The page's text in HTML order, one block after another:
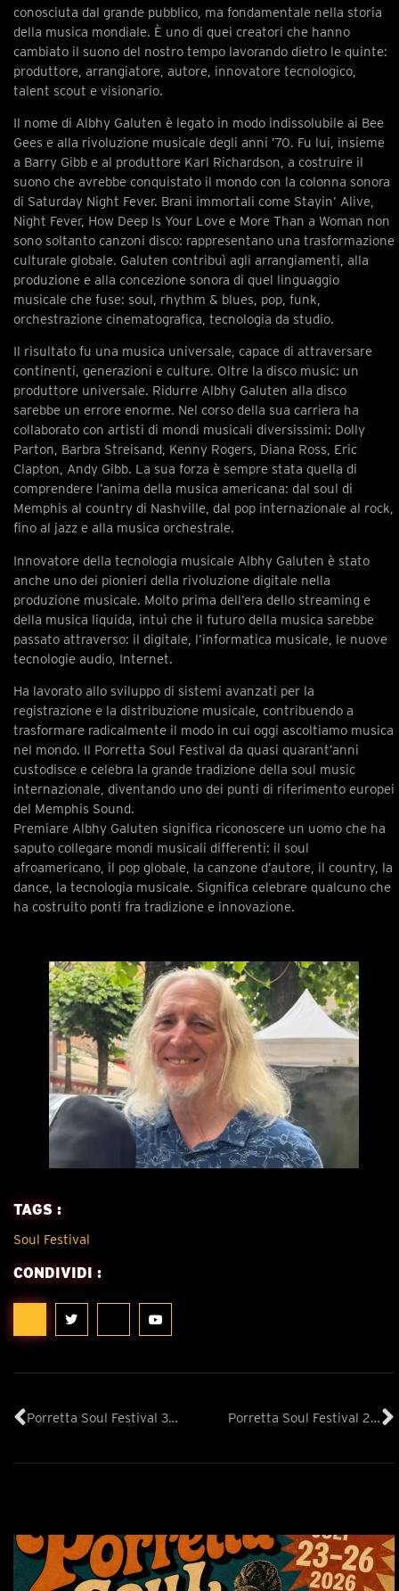
conosciuta dal grande pubblico, ma fondamentale nella storia
della musica mondiale. È uno di quei creatori che hanno
cambiato il suono del nostro tempo lavorando dietro le quinte:
produttore, arrangiatore, autore, innovatore tecnologico,
talent scout e visionario.
Il nome di Albhy Galuten è legato in modo indissolubile ai Bee
Gees e alla rivoluzione musicale degli anni ’70. Fu lui, insieme
a Barry Gibb e al produttore Karl Richardson, a costruire il
suono che avrebbe conquistato il mondo con la colonna sonora
di Saturday Night Fever. Brani immortali come Stayin’ Alive,
Night Fever, How Deep Is Your Love e More Than a Woman non
sono soltanto canzoni disco: rappresentano una trasformazione
culturale globale. Galuten contribuì agli arrangiamenti, alla
produzione e alla concezione sonora di quel linguaggio
musicale che fuse: soul, rhythm & blues, pop, funk,
orchestrazione cinematografica, tecnologia da studio.
Il risultato fu una musica universale, capace di attraversare
continenti, generazioni e culture. Oltre la disco music: un
produttore universale. Ridurre Albhy Galuten alla disco
sarebbe un errore enorme. Nel corso della sua carriera ha
collaborato con artisti di mondi musicali diversissimi: Dolly
Parton, Barbra Streisand, Kenny Rogers, Diana Ross, Eric
Clapton, Andy Gibb. La sua forza è sempre stata quella di
comprendere l’anima della musica americana: dal soul di
Memphis al country di Nashville, dal pop internazionale al rock,
fino al jazz e alla musica orchestrale.
Innovatore della tecnologia musicale Albhy Galuten è stato
anche uno dei pionieri della rivoluzione digitale nella
produzione musicale. Molto prima dell’era dello streaming e
della musica liquida, intuì che il futuro della musica sarebbe
passato attraverso: il digitale, l’informatica musicale, le nuove
tecnologie audio, Internet.
Ha lavorato allo sviluppo di sistemi avanzati per la
registrazione e la distribuzione musicale, contribuendo a
trasformare radicalmente il modo in cui oggi ascoltiamo musica
nel mondo. Il Porretta Soul Festival da quasi quarant’anni
custodisce e celebra la grande tradizione della soul music
internazionale, diventando uno dei punti di riferimento europei
del Memphis Sound.
Premiare Albhy Galuten significa riconoscere un uomo che ha
saputo collegare mondi musicali differenti: il soul
afroamericano, il pop globale, la canzone d’autore, il country, la
dance, la tecnologia musicale. Significa celebrare qualcuno che
ha costruito ponti fra tradizione e innovazione.
TAGS :
Soul Festival
CONDIVIDI :
Porretta Soul Festival 38° edizione: il programma Porretta Soul Festival 2026: il programma completo e le novità